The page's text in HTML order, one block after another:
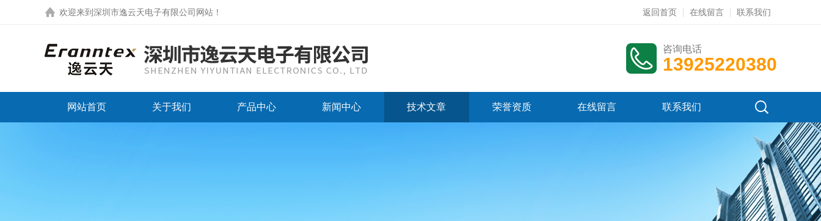
欢迎来到 深圳市逸云天电子有限公司网站 ！ 返回首页 在线留言 联系我们
咨询电话
13925220380
网站首页 关于我们 产品中心 新闻中心 技术文章 荣誉资质 在线留言 联系我们